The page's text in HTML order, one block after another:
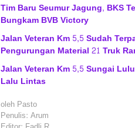
Tim Baru Seumur Jagung, BKS
Bungkam BVB Victory
Jalan Veteran Km 5,5 Sudah
Pengurungan Material 21 Truk
Jalan Veteran Km 5,5 Sungai
Lalu Lintas
oleh Pasto
Penulis: Arum